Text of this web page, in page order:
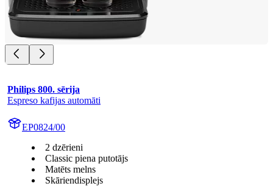
Philips 800. sērija
Espreso kafijas automāti
EP0824/00
2 dzērieni
Classic piena putotājs
Matēts melns
Skāriendisplejs